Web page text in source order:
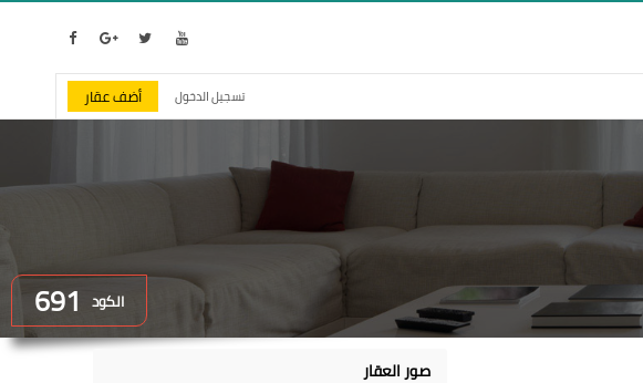
تسجيل الدخول أضف عقار
الكود 691
صور العقار